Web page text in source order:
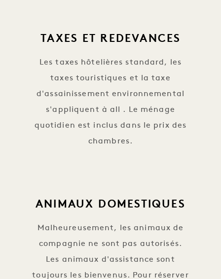
TAXES ET REDEVANCES
Les taxes hôtelières standard, les
taxes touristiques et la taxe
d'assainissement environnemental
s'appliquent à all . Le ménage
quotidien est inclus dans le prix des
chambres.
ANIMAUX DOMESTIQUES
Malheureusement, les animaux de
compagnie ne sont pas autorisés.
Les animaux d'assistance sont
toujours les bienvenus. Pour réserver